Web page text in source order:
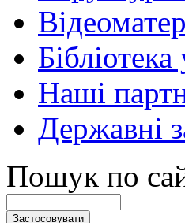
Наші
Державні
Пошук по